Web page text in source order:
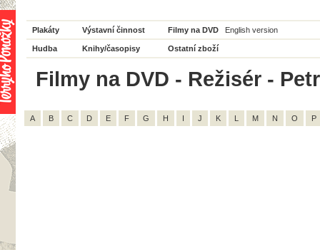
Plakáty Výstavní činnost Filmy na DVD English version
Hudba Knihy/časopisy Ostatní zboží
Filmy na DVD - Režisér -
A B C D E F G H I J K L M N O P